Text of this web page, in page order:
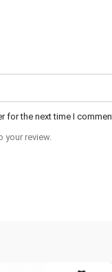
for the next time I
review.